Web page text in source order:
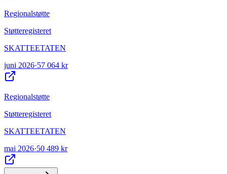
Regionalstøtte
Støtteregisteret
SKATTEETATEN
juni 2026·57 064 kr
Regionalstøtte
Støtteregisteret
SKATTEETATEN
mai 2026·50 489 kr